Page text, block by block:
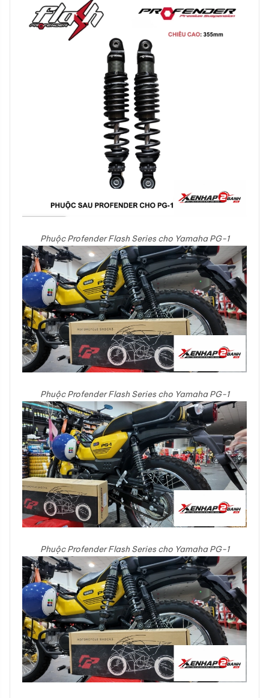
Phuộc Profender Flash Series cho Yamaha PG-1
Phuộc Profender Flash Series cho Yamaha PG-1
Phuộc Profender Flash Series cho Yamaha PG-1